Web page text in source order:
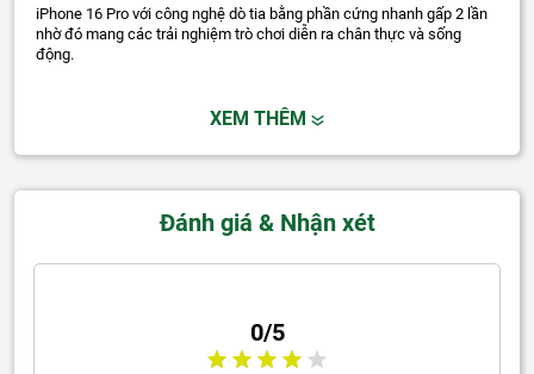
iPhone 16 Pro với công nghệ dò tia bằng phần cứng nhanh gấp 2 lần
nhờ đó mang các trải nghiệm trò chơi diễn ra chân thực và sống
động.
XEM THÊM
Đánh giá & Nhận xét
0/5